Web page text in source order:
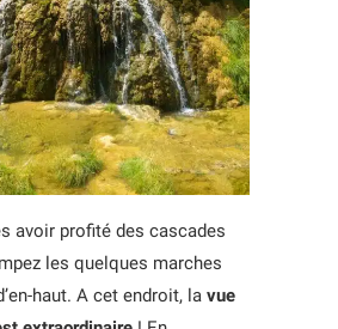
avoir profité des cascades
les quelques marches
haut. A cet endroit, la vue